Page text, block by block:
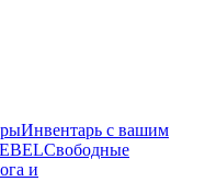
Инвентарь с вашим
Свободные
и